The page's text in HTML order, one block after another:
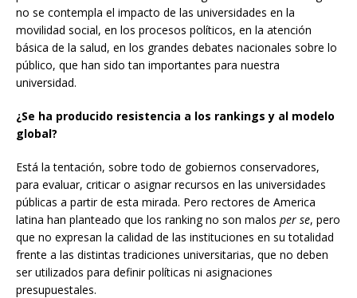
no se contempla el impacto de las universidades en la
movilidad social, en los procesos políticos, en la atención
básica de la salud, en los grandes debates nacionales sobre lo
público, que han sido tan importantes para nuestra
universidad.
¿Se ha producido resistencia a los rankings y al modelo
global?
Está la tentación, sobre todo de gobiernos conservadores,
para evaluar, criticar o asignar recursos en las universidades
públicas a partir de esta mirada. Pero rectores de America
latina han planteado que los ranking no son malos per se, pero
que no expresan la calidad de las instituciones en su totalidad
frente a las distintas tradiciones universitarias, que no deben
ser utilizados para definir políticas ni asignaciones
presupuestales.